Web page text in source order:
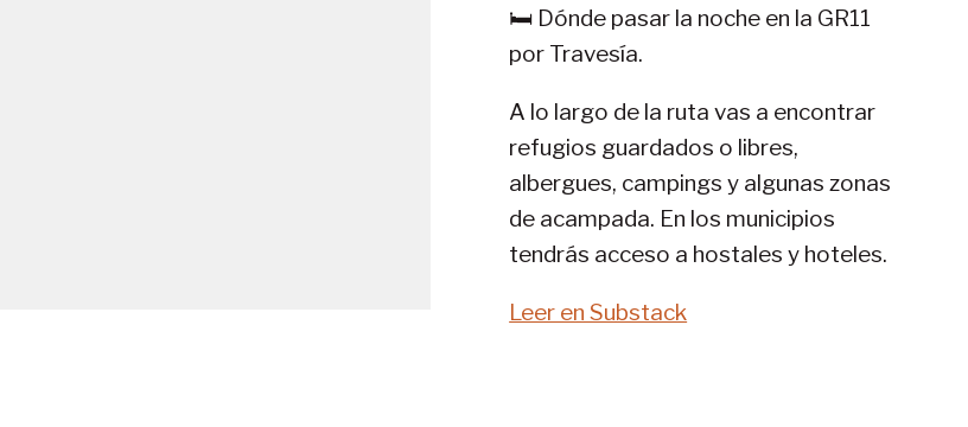
11-
🛏️ Dónde pasar la noche en la GR11
por Travesía.
A lo largo de la ruta vas a encontrar
refugios guardados o libres,
albergues, campings y algunas zonas
de acampada. En los municipios
tendrás acceso a hostales y hoteles.
Leer en Substack